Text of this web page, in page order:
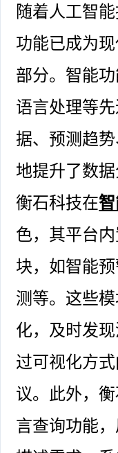
随着人工智
功能已成为
部分。智能
语言处理等
据、预测趋
地提升了数据
衡石科技在
色，其平台
块，如智能
测等。这些
化，及时发
过可视化方
议。此外，
言查询功能